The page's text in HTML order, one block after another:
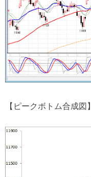
【ピークボトム合成図】